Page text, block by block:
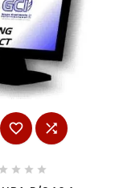
 
   